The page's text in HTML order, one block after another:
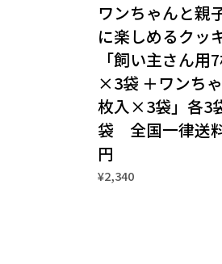
ワンちゃんと親
に楽しめるクッ
「飼い主さん用
×3袋 ＋ワンち
枚入×3袋」各3
袋 全国一律送
円
¥2,340